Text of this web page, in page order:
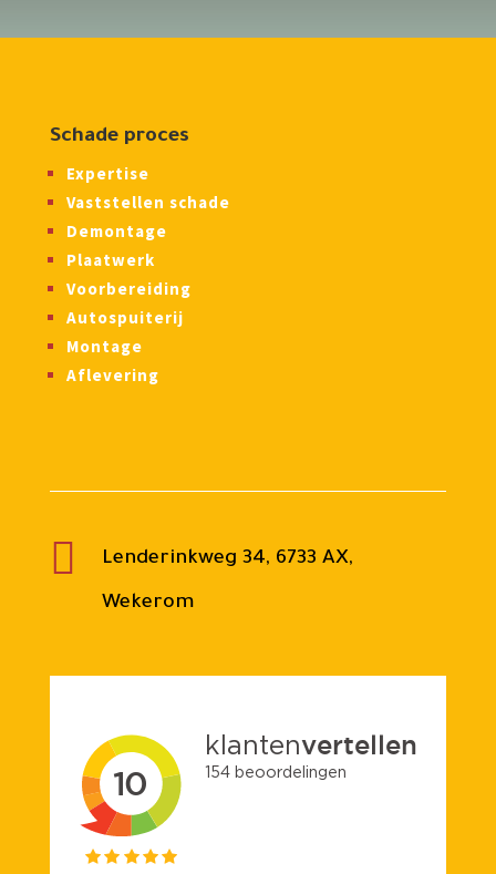
Schade proces
Expertise
Vaststellen schade
Demontage
Plaatwerk
Voorbereiding
Autospuiterij
Montage
Aflevering

Lenderinkweg 34, 6733 AX,
Wekerom